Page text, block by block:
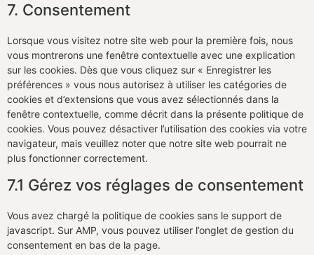
7. Consentement
Lorsque vous visitez notre site web pour la première fois, nous
vous montrerons une fenêtre contextuelle avec une explication
sur les cookies. Dès que vous cliquez sur « Enregistrer les
préférences » vous nous autorisez à utiliser les catégories de
cookies et d’extensions que vous avez sélectionnés dans la
fenêtre contextuelle, comme décrit dans la présente politique de
cookies. Vous pouvez désactiver l’utilisation des cookies via votre
navigateur, mais veuillez noter que notre site web pourrait ne
plus fonctionner correctement.
7.1 Gérez vos réglages de consentement
Vous avez chargé la politique de cookies sans le support de
javascript. Sur AMP, vous pouvez utiliser l’onglet de gestion du
consentement en bas de la page.